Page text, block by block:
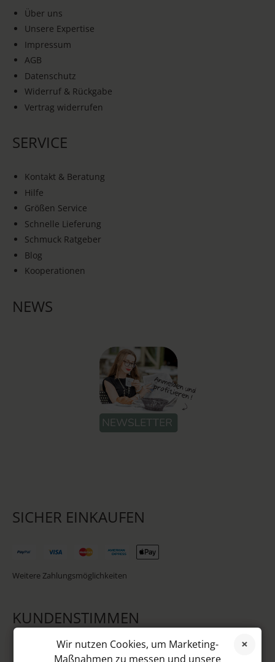
Über uns
Unsere Expertise
Impressum
AGB
Datenschutz
Widerruf & Rückgabe
Vertrag widerrufen
SERVICE
Kontakt & Beratung
Hilfe
Größen Service
Schnelle Lieferung
Schmuck Ratgeber
Blog
Kooperationen
NEWS
SICHER EINKAUFEN
Weitere Zahlungsmöglichkeiten
KUNDENSTIMMEN
Wir nutzen Cookies, um Marketing-
Maßnahmen zu messen und unsere